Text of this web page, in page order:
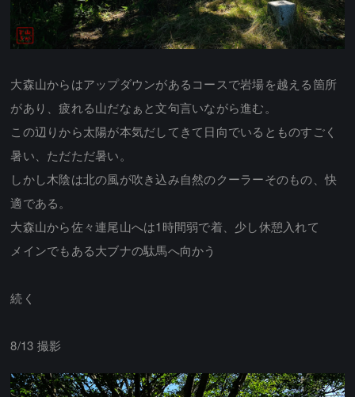
大森山からはアップダウンがあるコースで岩場を越える箇所
があり、疲れる山だなぁと文句言いながら進む。
この辺りから太陽が本気だしてきて日向でいるとものすごく
暑い、ただただ暑い。
しかし木陰は北の風が吹き込み自然のクーラーそのもの、快
適である。
大森山から佐々連尾山へは1時間弱で着、少し休憩入れて
メインでもある大ブナの駄馬へ向かう
続く
8/13 撮影